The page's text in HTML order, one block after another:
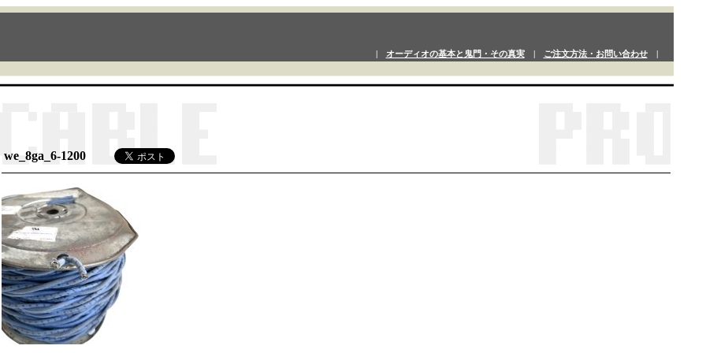
オーディオの基本と鬼門・その真実| ご注文方法・お問い合わせ|
we_8ga_6-1200